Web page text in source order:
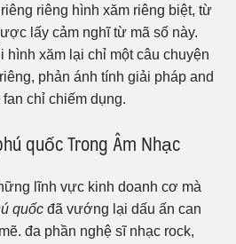
riêng hình xăm riêng biệt, từ
lấy cảm nghĩ từ mã số này.
hình xăm lại chỉ một câu chuyện
phản ánh tính giải pháp and
chỉ chiếm dụng.
quốc Trong Âm Nhạc
lĩnh vực kinh doanh cơ mà
quốc đã vướng lại dấu ấn can
đa phần nghệ sĩ nhạc rock,